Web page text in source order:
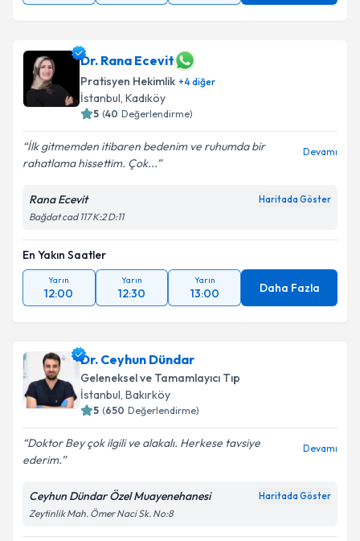
Dr. Rana Ecevit
Pratisyen Hekimlik +4diğer
İstanbul, Kadıköy
5 (40 Değerlendirme)
İlk gitmemden itibaren bedenim ve ruhumda bir
rahatlama hissettim. Çok...
Devamı
Rana Ecevit Haritada Göster
Bağdat cad 117 K:2 D:11
En Yakın Saatler
Yarın
12:00
Yarın
12:30
Yarın
13:00 Daha Fazla
Dr. Ceyhun Dündar
Geleneksel ve Tamamlayıcı Tıp
İstanbul, Bakırköy
5 (650 Değerlendirme)
Doktor Bey çok ilgili ve alakalı. Herkese tavsiye
ederim.
Devamı
Ceyhun Dündar Özel Muayenehanesi Haritada Göster
Zeytinlik Mah. Ömer Naci Sk. No:8